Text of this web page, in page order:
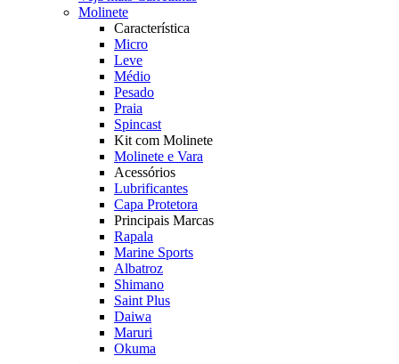
Molinete
Característica
Micro
Leve
Médio
Pesado
Praia
Spincast
Kit com Molinete
Molinete e Vara
Acessórios
Lubrificantes
Capa Protetora
Principais Marcas
Rapala
Marine Sports
Albatroz
Shimano
Saint Plus
Daiwa
Maruri
Okuma